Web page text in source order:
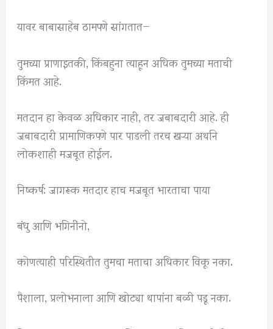
यावर बाबासाहेब ठामपणे सांगतात—
तुमच्या प्राणाइतकी, किंबहुना त्याहून अधिक तुमच्या मताची
किंमत आहे.
मतदान हा केवळ अधिकार नाही, तर जबाबदारी आहे. ही
जबाबदारी प्रामाणिकपणे पार पाडली तरच खऱ्या अर्थाने
लोकशाही मजबूत होईल.
निष्कर्ष: जागरूक मतदार हाच मजबूत भारताचा पाया
बंधु आणि भगिनींनो,
कोणत्याही परिस्थितीत तुमचा मताचा अधिकार विकू नका.
पैशाला, प्रलोभनाला आणि खोट्या थापांना बळी पडू नका.